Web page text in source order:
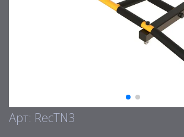
Арт: RecTN3